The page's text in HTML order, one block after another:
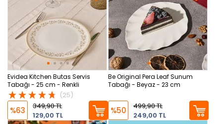
Evidea Kitchen Butas Servis
Tabağı - 25 cm - Renkli
(25)
%63
349,90 TL
129,00 TL
Be Original Pera Leaf Sunum
Tabağı - Beyaz - 23 cm
%50
499,90 TL
249,00 TL